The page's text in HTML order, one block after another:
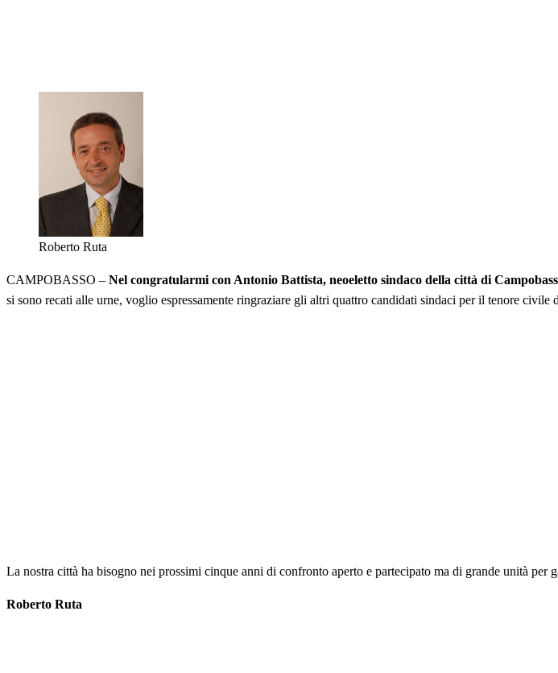
Roberto Ruta
CAMPOBASSO – Nel congratularmi con Antonio Battista, neoeletto sindaco della città di
si sono recati alle urne, voglio espressamente ringraziare gli altri quattro candidati sindaci per il tenore civile
La nostra città ha bisogno nei prossimi cinque anni di confronto aperto e partecipato ma di grande unità
Roberto Ruta